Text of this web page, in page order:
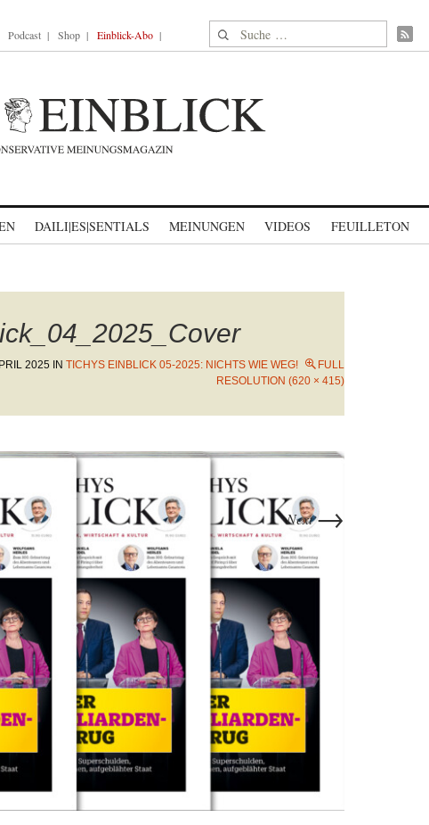
Podcast Shop Einblick-Abo Suche nach:
DAILI|ES|SENTIALS MEINUNGEN VIDEOS FEUILLETON
2025 IN TICHYS EINBLICK 05-2025: NICHTS WIE WEG!
FULL
RESOLUTION (620 × 415)
Next→